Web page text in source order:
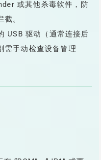
或其他杀毒软件，防
。
USB 驱动（通常连接后
需手动检查设备管理